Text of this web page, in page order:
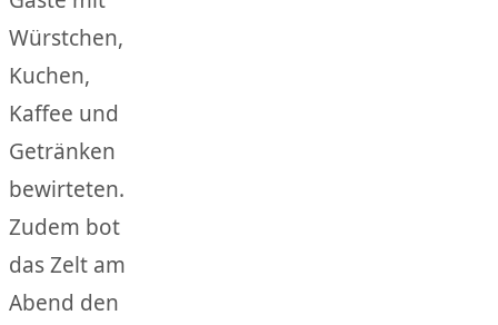
Würstchen,
Kuchen,
Kaffee und
Getränken
bewirteten.
Zudem bot
das Zelt am
Abend den